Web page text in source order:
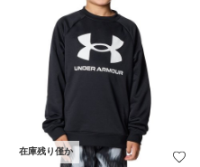
在庫残り僅か